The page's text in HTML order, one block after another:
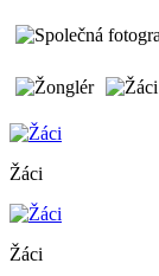
Žáci
Žáci